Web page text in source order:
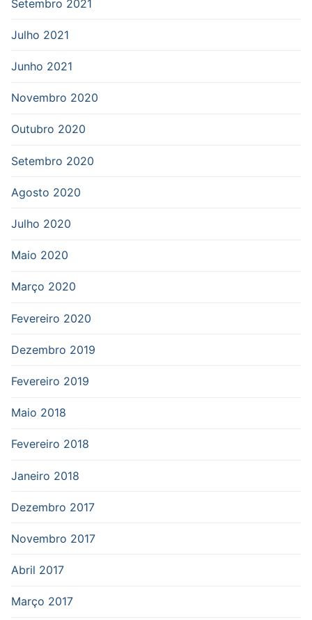
Setembro 2021
Julho 2021
Junho 2021
Novembro 2020
Outubro 2020
Setembro 2020
Agosto 2020
Julho 2020
Maio 2020
Março 2020
Fevereiro 2020
Dezembro 2019
Fevereiro 2019
Maio 2018
Fevereiro 2018
Janeiro 2018
Dezembro 2017
Novembro 2017
Abril 2017
Março 2017